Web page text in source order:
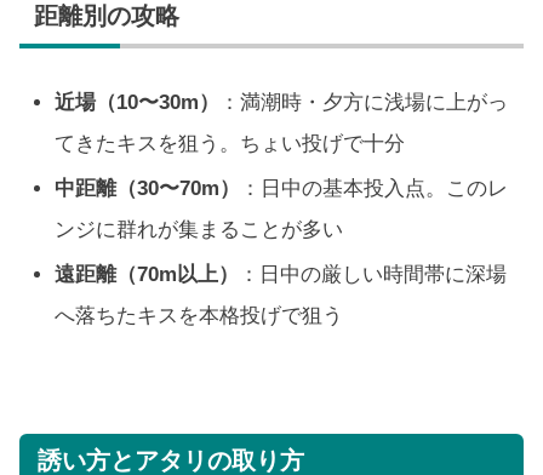
距離別の攻略
近場（10〜30m）
：満潮時・夕方に浅場に上がっ
てきたキスを狙う。ちょい投げで十分
中距離（30〜70m）
：日中の基本投入点。このレ
ンジに群れが集まることが多い
遠距離（70m以上）
：日中の厳しい時間帯に深場
へ落ちたキスを本格投げで狙う
誘い方とアタリの取り方